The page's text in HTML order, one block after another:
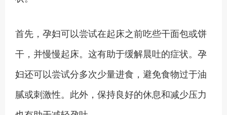
首先，孕妇可以尝试在起床之前吃些干面包或饼
干，并慢慢起床。这有助于缓解晨吐的症状。孕
妇还可以尝试分多次少量进食，避免食物过于油
腻或刺激性。此外，保持良好的休息和减少压力